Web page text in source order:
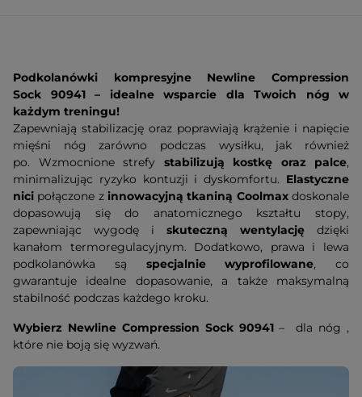
Podkolanówki kompresyjne Newline Compression
Sock 90941 – idealne wsparcie dla Twoich nóg w
każdym treningu!
Zapewniają stabilizację oraz poprawiają krążenie i napięcie
mięśni nóg zarówno podczas wysiłku, jak również
po. Wzmocnione strefy stabilizują kostkę oraz palce,
minimalizując ryzyko kontuzji i dyskomfortu. Elastyczne
nici połączone z innowacyjną tkaniną Coolmaxdoskonale
dopasowują się do anatomicznego kształtu stopy,
zapewniając wygodę i skuteczną wentylację dzięki
kanałom termoregulacyjnym. Dodatkowo, prawa i lewa
podkolanówka są specjalnie wyprofilowane, co
gwarantuje idealne dopasowanie, a także maksymalną
stabilność podczas każdego kroku.
Wybierz Newline Compression Sock 90941– dla nóg ,
które nie boją się wyzwań.